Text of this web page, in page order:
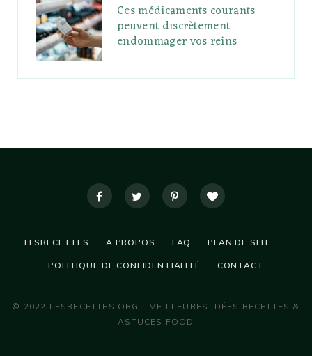
Ces médicaments courants
peuvent discrètement
endommager vos reins
LESRECETTES A PROPOS FAQ PLAN DE SITE
POLITIQUE DE CONFIDENTIALITÉ CONTACT
© 2022 LESRECETTES.ORG - MEILLEURES IDÉES RECETTES &
ASTUCES FOOD